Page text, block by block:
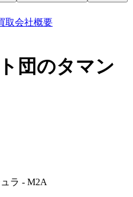
取会社概要
団のタマン
ラ - M2A